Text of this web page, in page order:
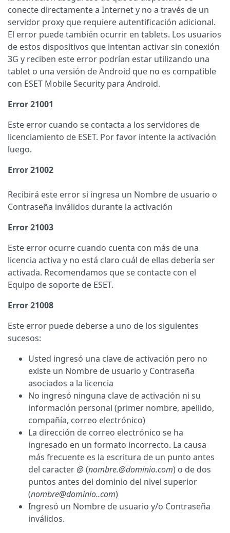
conecte directamente a Internet y no a través de un
servidor proxy que requiereautentificación adicional.
El error puede también ocurrir en tablets. Los usuarios
de estos dispositivos que intentan activar sin conexión
3G y reciben este error podrían estar utilizando una
tablet o una versión de Android que no es compatible
con ESET Mobile Security para Android.
Error 21001
Este error cuando se contacta a los servidores de
licenciamiento de ESET. Por favor intente la activación
luego.
Error21002
Recibirá este error si ingresa un Nombre de usuario o
Contraseña inválidos durante la activación
Error 21003
Este error ocurre cuando cuenta con más de una
licencia activa y no está claro cuál de ellas debería ser
activada. Recomendamos que se contacte con el
Equipo de soporte de ESET.
Error 21008
Este error puede deberse a uno de los siguientes
sucesos:
Usted ingresó una clave de activación pero no
existe un Nombre de usuario y Contraseña
asociados a la licencia
No ingresó ninguna clave de activación ni su
información personal (primer nombre, apellido,
compañía, correo electrónico)
La dirección de correo electrónico se ha
ingresado en un formato incorrecto. La causa
más frecuente es la escritura de un punto antes
del caracter@ (nombre.@dominio.com) o de dos
puntos antes del dominio del nivel superior
(nombre@dominio..com)
Ingresó un Nombre de usuario y/o Contraseña
inválidos.